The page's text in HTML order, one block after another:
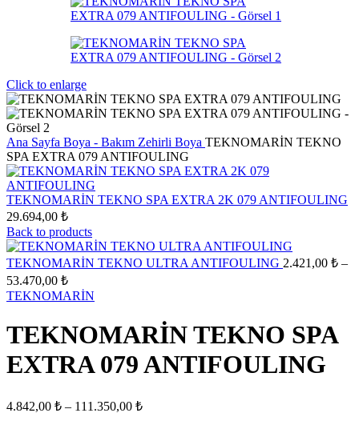
Click to enlarge
Ana Sayfa Boya - Bakım Zehirli Boya TEKNOMARİN TEKNO
SPA EXTRA 079 ANTIFOULING
TEKNOMARİN TEKNO SPA EXTRA 2K 079 ANTIFOULING
29.694,00 ₺
Back to products
TEKNOMARİN TEKNO ULTRA ANTIFOULING 2.421,00 ₺ –
53.470,00 ₺Fiyat
aralığı:
53.470,00 ₺
TEKNOMARİN
TEKNOMARİN TEKNO SPA
EXTRA 079 ANTIFOULING
4.842,00 ₺ – 111.350,00 ₺Fiyat